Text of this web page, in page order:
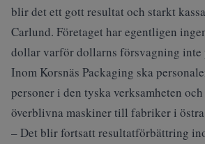
blir det ett gott resultat och starkt
Carlund. Företaget har egentligen
dollar varför dollarns försvagning inte
Inom Korsnäs Packaging ska
personer i den tyska verksamheten
överblivna maskiner till fabriker i
– Det blir fortsatt resultatförbättring